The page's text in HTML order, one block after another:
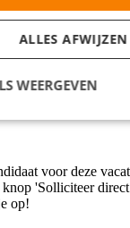
en denkniveau;
in Microsoft
uitstraling en
van de
voor deze
'Solliciteer
op!
ALLES AFWIJZEN
WEERGEVEN